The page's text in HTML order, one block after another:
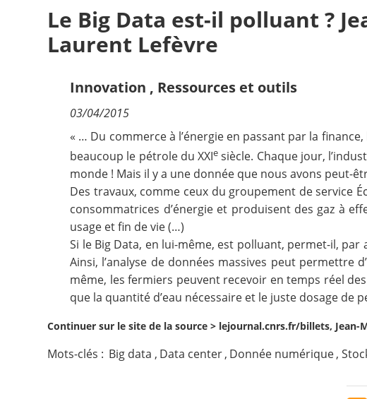
Accueil
Qui sommes nous ?
Nous suivre
Le Big Data est-il polluant ?
Laurent Lefèvre
Innovation , Ressources et outils
03/04/2015
« … Du commerce à l’énergie en passant par la
beaucoup le pétrole du XXIe siècle. Chaque jour,
monde ! Mais il y a une donnée que nous avons peut-
Des travaux, comme ceux du groupement de service
consommatrices d’énergie et produisent des gaz à
usage et fin de vie (…)
Si le Big Data, en lui-même, est polluant, permet-il,
Ainsi, l’analyse de données massives peut permettre
même, les fermiers peuvent recevoir en temps réel
que la quantité d’eau nécessaire et le juste dosage de
Continuer sur le site de la source > lejournal.cnrs.fr/billets, Jean-
Mots-clés : Big data , Data center, Donnée numérique,